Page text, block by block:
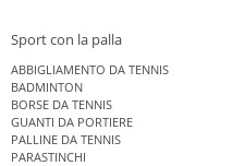
Sport con la palla
ABBIGLIAMENTO DA TENNIS
BADMINTON
BORSE DA TENNIS
GUANTI DA PORTIERE
PALLINE DA TENNIS
PARASTINCHI